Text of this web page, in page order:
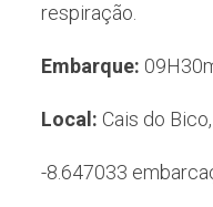
respiração.
Embarque:
Local: Cais do
-8.647033